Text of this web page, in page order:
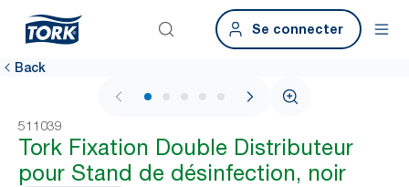
Se connecter
Back
1 / 6
511039
Tork Fixation Double Distributeur
pour Stand de désinfection, noir